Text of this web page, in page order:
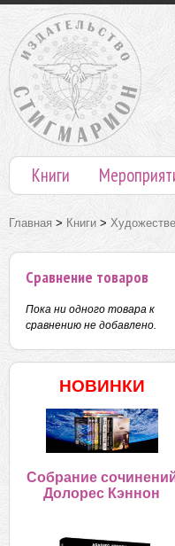
Книги
Главная > Книги >
Сравнение товаров
Пока ни одного товара к
сравнению не добавлено.
НОВИНКИ
Собрание
Долорес Кэннон